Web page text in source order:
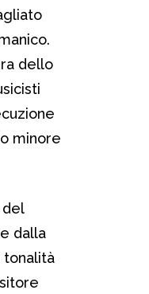
dello
minore
dalla
tonalità